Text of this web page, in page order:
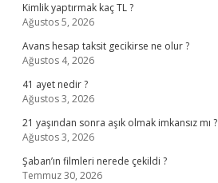
Kimlik yaptırmak kaç TL ?
Ağustos 5, 2026
Avans hesap taksit gecikirse ne olur ?
Ağustos 4, 2026
41 ayet nedir ?
Ağustos 3, 2026
21 yaşından sonra aşık olmak imkansız mı ?
Ağustos 3, 2026
Şaban’ın filmleri nerede çekildi ?
Temmuz 30, 2026